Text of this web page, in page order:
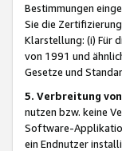
Bestimmungen
Sie die
Klarstellung: (i) Für
von 1991 und
Gesetze und
5. Verbreitung
nutzen bzw. keine
Software-
ein Endnutzer